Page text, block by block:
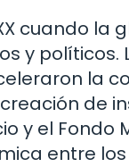
cuando
y políticos.
la
de
y el
entre